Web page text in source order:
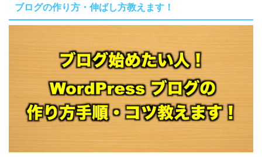
ブログの作り方・伸ばし方教えます！